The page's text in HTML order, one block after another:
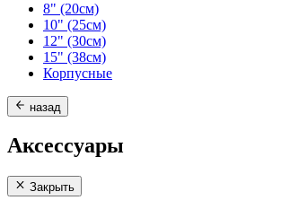
8" (20см)
10" (25см)
12" (30см)
15" (38см)
Корпусные
назад
Аксессуары
Закрыть